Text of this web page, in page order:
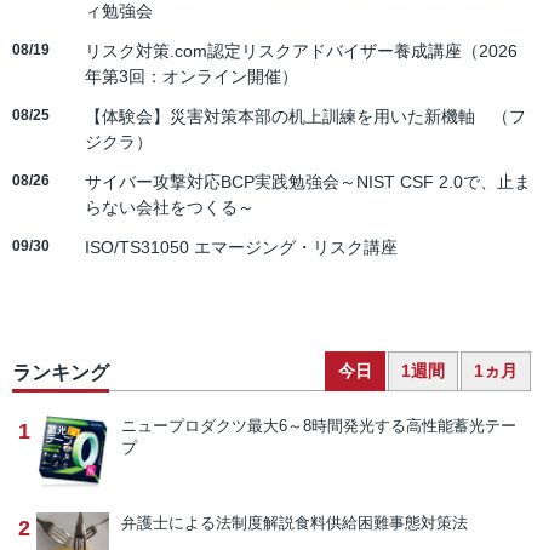
ィ勉強会
08/19
リスク対策.com認定リスクアドバイザー養成講座（2026
年第3回：オンライン開催）
08/25
【体験会】災害対策本部の机上訓練を用いた新機軸 （フ
ジクラ）
08/26
サイバー攻撃対応BCP実践勉強会～NIST CSF 2.0で、止ま
らない会社をつくる～
09/30 ISO/TS31050 エマージング・リスク講座
ランキング 今日 1週間 1ヵ月
1 ニュープロダクツ最大6～8時間発光する高性能蓄光テー
プ
2 弁護士による法制度解説食料供給困難事態対策法